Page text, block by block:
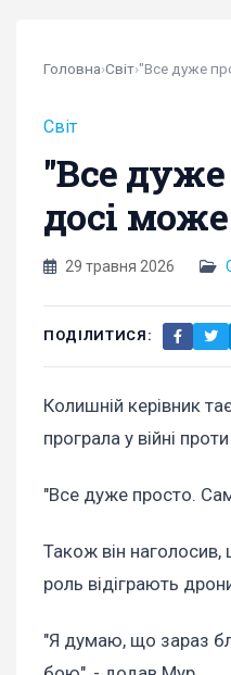
Головна›Світ›
Світ
"Все
досі
29 травня 2026
ПОДІЛИТИСЯ:
Колишній керівник
програла у війні
"Все дуже просто.
Також він наголосив,
роль відіграють
"Я думаю, що зараз